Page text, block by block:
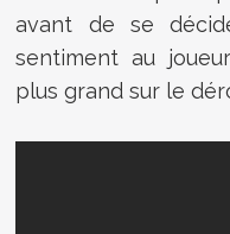
avant de se
sentiment au
plus grand sur le